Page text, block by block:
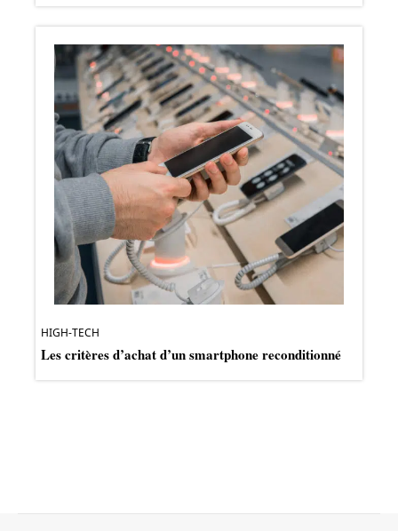
HIGH-TECH
Les critères d’achat d’un smartphone reconditionné